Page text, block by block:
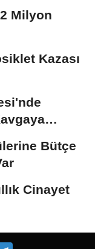
Milyon
Kazası
Bütçe
Cinayet